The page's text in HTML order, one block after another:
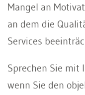
Mangel an
an dem die
Services
Sprechen Sie mit
wenn Sie den